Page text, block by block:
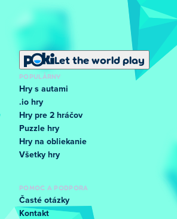
Let the world play
POPULÁRNY
Hry s autami
.io hry
Hry pre 2 hráčov
Puzzle hry
Hry na obliekanie
Všetky hry
POMOC A PODPORA
Časté otázky
Kontakt